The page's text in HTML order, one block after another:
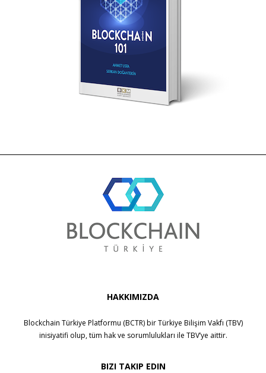
HAKKIMIZDA
Blockchain Türkiye Platformu (BCTR) birTürkiye Bilişim Vakfı (TBV)
inisiyatifi olup, tüm hak ve sorumlulukları ile TBV’ye aittir.
BIZI TAKIP EDIN